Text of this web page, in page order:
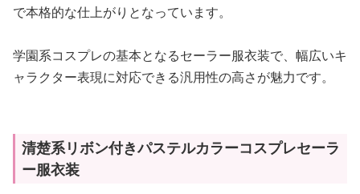
で本格的な仕上がりとなっています。
学園系コスプレの基本となるセーラー服衣装で、幅広いキ
ャラクター表現に対応できる汎用性の高さが魅力です。
清楚系リボン付きパステルカラーコスプレセーラ
ー服衣装